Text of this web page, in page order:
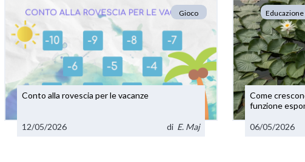
Gioco
Conto alla rovescia per le vacanze
12/05/2026 di E. Maj
Educazione
Come
funzione
06/05/2026